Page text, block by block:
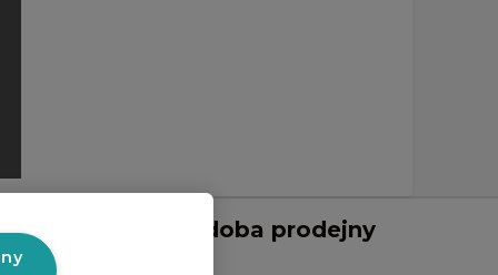
Otevírací doba prodejny